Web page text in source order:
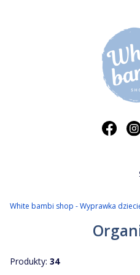
White bambi shop - Wyprawka
Produkty: 34